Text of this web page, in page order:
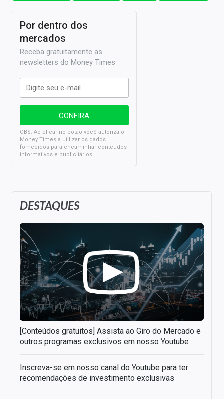
DESTAQUES
[Conteúdos gratuitos] Assista ao Giro do Mercado e
outros programas exclusivos em nosso Youtube
Inscreva-se em nosso canal do Youtube para ter
recomendações de investimento exclusivas
Por dentro dos
mercados
Receba gratuitamente as
newsletters do Money Times
OBS: Ao clicar no botão você autoriza o
Money Times a utilizar os dados
fornecidos para encaminhar conteúdos
informativos e publicitários.